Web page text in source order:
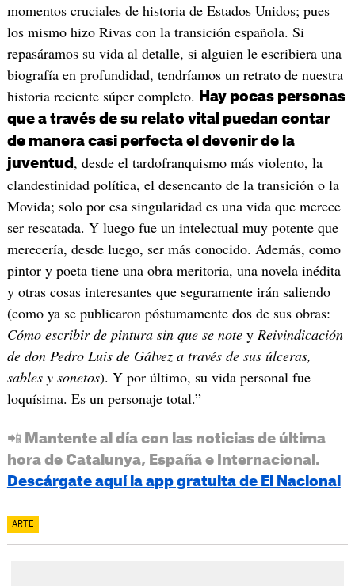
momentos cruciales de historia de Estados Unidos; pues
los mismo hizo Rivas con la transición española. Si
repasáramos su vida al detalle, si alguien le escribiera una
biografía en profundidad, tendríamos un retrato de nuestra
historia reciente súper completo.
Hay pocas personas
que a través de su relato vital puedan contar
de manera casi perfecta el devenir de la
juventud , desde el tardofranquismo más violento, la
clandestinidad política, el desencanto de la transición o la
Movida; solo por esa singularidad es una vida que merece
ser rescatada. Y luego fue un intelectual muy potente que
merecería, desde luego, ser más conocido. Además, como
pintor y poeta tiene una obra meritoria, una novela inédita
y otras cosas interesantes que seguramente irán saliendo
(como ya se publicaron póstumamente dos de sus obras:
Cómo escribir de pintura sin que se notey Reivindicación
de don Pedro Luis de Gálvez a través de sus úlceras,
sables y sonetos). Y por último, su vida personal fue
loquísima. Es un personaje total.”
📲 Mantente al día con las noticias de última
hora de Catalunya, España e Internacional.
Descárgate aquí la app gratuita de El Nacional
ARTE